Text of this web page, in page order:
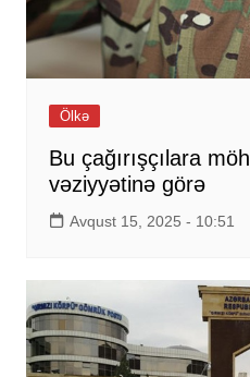
Ölkə
Bu çağırışçılara
vəziyyətinə görə
Avqust 15, 2025 - 10:51